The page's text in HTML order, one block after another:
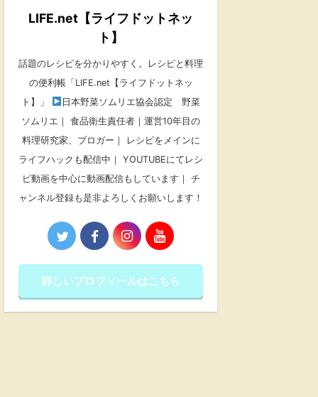
LIFE.net【ライフドットネッ
ト】
話題のレシピを分かりやすく。レシピと料理
の便利帳「LIFE.net【ライフドットネッ
ト】」
日本野菜ソムリエ協会認定 野菜
ソムリエ｜ 食品衛生責任者｜運営10年目の
料理研究家、ブロガー｜ レシピをメインに
ライフハックも配信中｜ YOUTUBEにてレシ
ピ動画を中心に動画配信もしています｜ チ
ャンネル登録も是非よろしくお願いします！
詳しいプロフィールはこちら